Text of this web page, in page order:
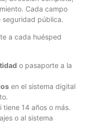
Cada campo
seguridad pública.
a cada huésped
o pasaporte a la
en el sistema digital
tiene 14 años o más.
o al sistema